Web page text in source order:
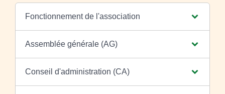
Fonctionnement de l'association
Assemblée générale (AG)
Conseil d'administration (CA)